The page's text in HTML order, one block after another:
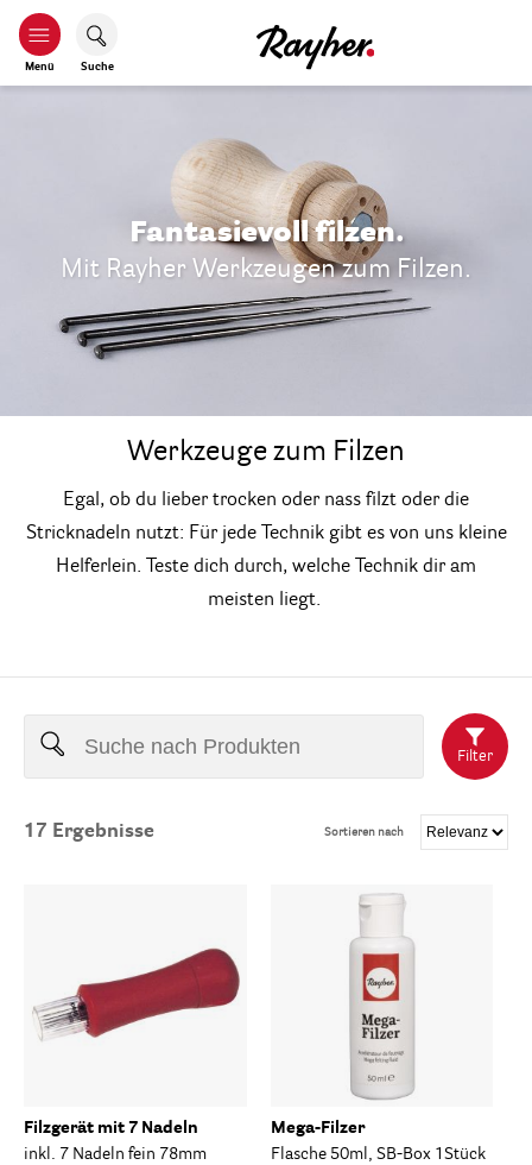
Menü Suche
Fantasievoll filzen.
Mit Rayher Werkzeugen zum Filzen.
Werkzeuge zum Filzen
Egal, ob du lieber trocken oder nass filzt oder die
Stricknadeln nutzt: Für jede Technik gibt es von uns kleine
Helferlein. Teste dich durch, welche Technik dir am
meisten liegt.
Filter
17 Ergebnisse Sortieren nach
Filzgerät mit 7 Nadeln
inkl. 7 Nadeln fein 78mm
Mega-Filzer
Flasche 50ml, SB-Box 1Stück